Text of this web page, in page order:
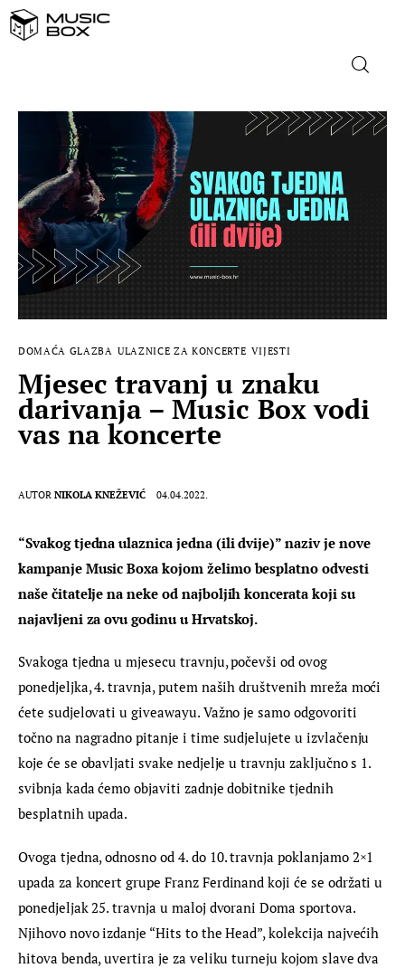
NASLOVNICA
DOMAĆA GLAZBA
STRANA GLAZBA
FILM
DOMAĆA GLAZBA ULAZNICE ZA KONCERTE VIJESTI
Mjesec travanj u znaku
darivanja – Music Box vodi
vas na koncerte
AUTOR NIKOLA KNEŽEVIĆ 04.04.2022.
“Svakog tjedna ulaznica jedna (ili dvije)” naziv je nove
kampanje Music Boxa kojom želimo besplatno odvesti
naše čitatelje na neke od najboljih koncerata koji su
najavljeni za ovu godinu u Hrvatskoj.
Svakoga tjedna u mjesecu travnju, počevši od ovog
ponedjeljka, 4. travnja, putem naših društvenih mreža moći
ćete sudjelovati u giveawayu. Važno je samo odgovoriti
točno na nagradno pitanje i time sudjelujete u izvlačenju
koje će se obavljati svake nedjelje u travnju zaključno s 1.
svibnja kada ćemo objaviti zadnje dobitnike tjednih
besplatnih upada.
Ovoga tjedna, odnosno od 4. do 10. travnja poklanjamo 2×1
upada za koncert grupe Franz Ferdinand koji će se održati u
ponedjeljak 25. travnja u maloj dvorani Doma sportova.
Njihovo novo izdanje “Hits to the Head”, kolekcija najvećih
hitova benda, uvertira je za veliku turneju kojom slave dva